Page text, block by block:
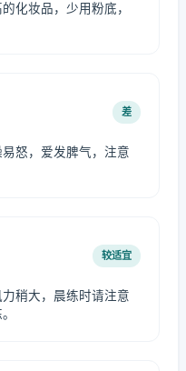
化妆品，少用粉底，
差
怒，爱发脾气，注意
较适宜
稍大，晨练时请注意